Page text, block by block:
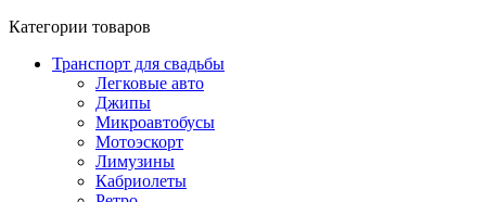
Категории товаров
Транспорт для свадьбы
Легковые авто
Джипы
Микроавтобусы
Мотоэскорт
Лимузины
Кабриолеты